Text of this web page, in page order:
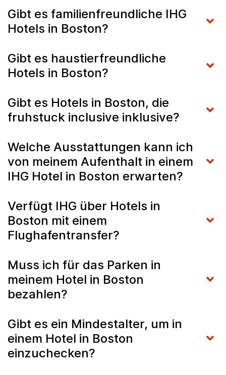
Gibt es familienfreundliche IHG
Hotels in Boston?
Gibt es haustierfreundliche
Hotels in Boston?
Gibt es Hotels in Boston, die
fruhstuck inclusive inklusive?
Welche Ausstattungen kann ich
von meinem Aufenthalt in einem
IHG Hotel in Boston erwarten?
Verfügt IHG über Hotels in
Boston mit einem
Flughafentransfer?
Muss ich für das Parken in
meinem Hotel in Boston
bezahlen?
Gibt es ein Mindestalter, um in
einem Hotel in Boston
einzuchecken?